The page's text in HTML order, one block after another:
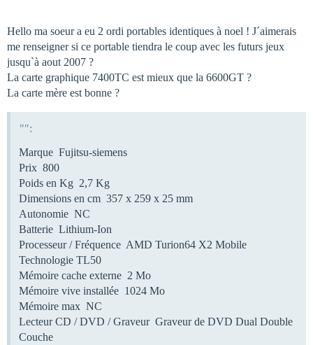
Hello ma soeur a eu 2 ordi portables identiques à noel ! J´aimerais
me renseigner si ce portable tiendra le coup avec les futurs jeux
jusqu`à aout 2007 ?
La carte graphique 7400TC est mieux que la 6600GT ?
La carte mère est bonne ?
"":
Marque Fujitsu-siemens
Prix 800
Poids en Kg 2,7 Kg
Dimensions en cm 357 x 259 x 25 mm
Autonomie NC
Batterie Lithium-Ion
Processeur / Fréquence AMD Turion64 X2 Mobile
Technologie TL50
Mémoire cache externe 2 Mo
Mémoire vive installée 1024 Mo
Mémoire max NC
Lecteur CD / DVD / Graveur Graveur de DVD Dual Double
Couche